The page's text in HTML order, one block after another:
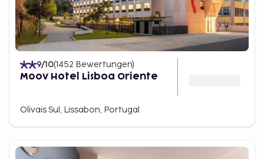
9/10(1452 Bewertungen)
Moov Hotel Lisboa Oriente
Olivais Sul, Lissabon, Portugal